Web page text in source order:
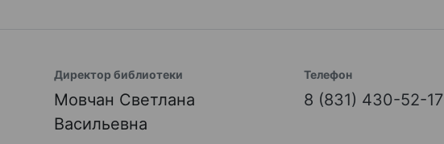
Директор библиотеки
Мовчан Светлана
Васильевна
Телефон
8 (831) 430-52-17